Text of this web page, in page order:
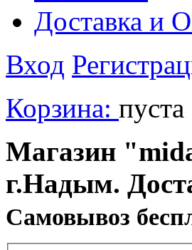
Доставка и
Вход
Корзина: пуста
Магазин
г.Надым.
Cамовывоз